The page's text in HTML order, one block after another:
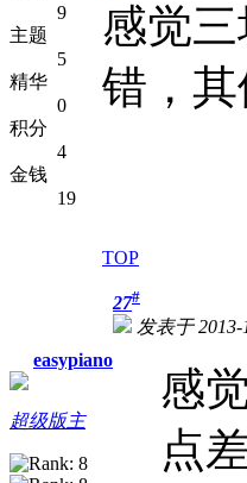
9
主题
5
精华
0
积分
4
金钱
19
感觉
错，
TOP
easypiano
超级版主
27#
发表于 2013-
感
点